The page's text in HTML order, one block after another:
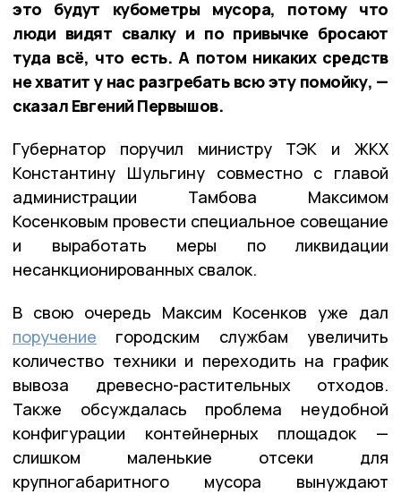
это будут кубометры мусора, потому что
люди видят свалку и по привычке бросают
туда всё, что есть. А потом никаких средств
не хватит у нас разгребать всю эту помойку, —
сказал Евгений Первышов.
Губернатор поручил министру ТЭК и ЖКХ
Константину Шульгину совместно с главой
администрации Тамбова Максимом
Косенковым провести специальное совещание
и выработать меры по ликвидации
несанкционированных свалок.
В свою очередь Максим Косенков уже дал
поручение городским службам увеличить
количество техники и переходить на график
вывоза древесно-растительных отходов.
Также обсуждалась проблема неудобной
конфигурации контейнерных площадок —
слишком маленькие отсеки для
крупногабаритного мусора вынуждают